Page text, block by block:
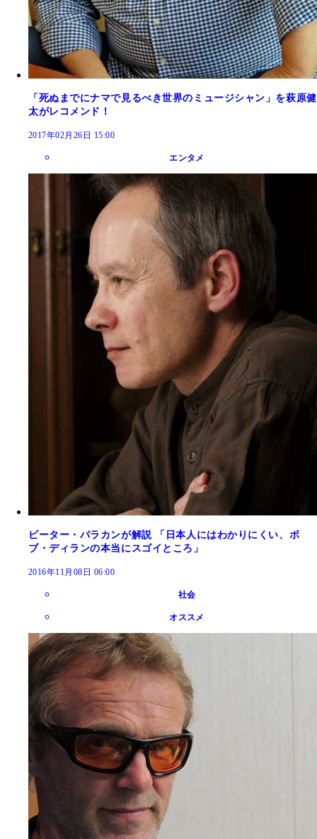
「死ぬまでにナマで見るべき世界のミュージシャン」を萩原健
太がレコメンド！
2017年02月26日 15:00
エンタメ
ピーター・バラカンが解説 「日本人にはわかりにくい、ボ
ブ・ディランの本当にスゴイところ」
2016年11月08日 06:00
社会
オススメ